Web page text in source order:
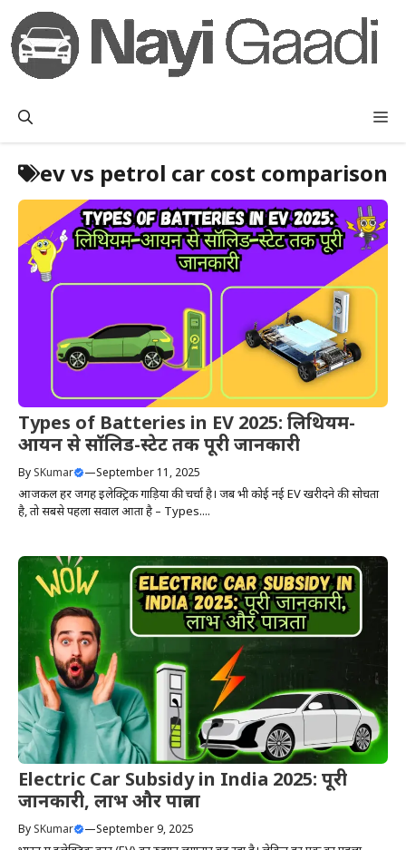
content
ev vs petrol car cost comparison
Types of Batteries in EV 2025: लिथियम-
आयन से सॉलिड-स्टेट तक पूरी जानकारी
By SKumar —September 11, 2025
आजकल हर जगह इलेक्ट्रिक गाड़ियों की चर्चा है। जब भी कोई नई EV खरीदने की सोचता
है, तो सबसे पहला सवाल आता है – Types....
Electric Car Subsidy in India 2025: पूरी
जानकारी, लाभ और पात्रता
By SKumar —September 9, 2025